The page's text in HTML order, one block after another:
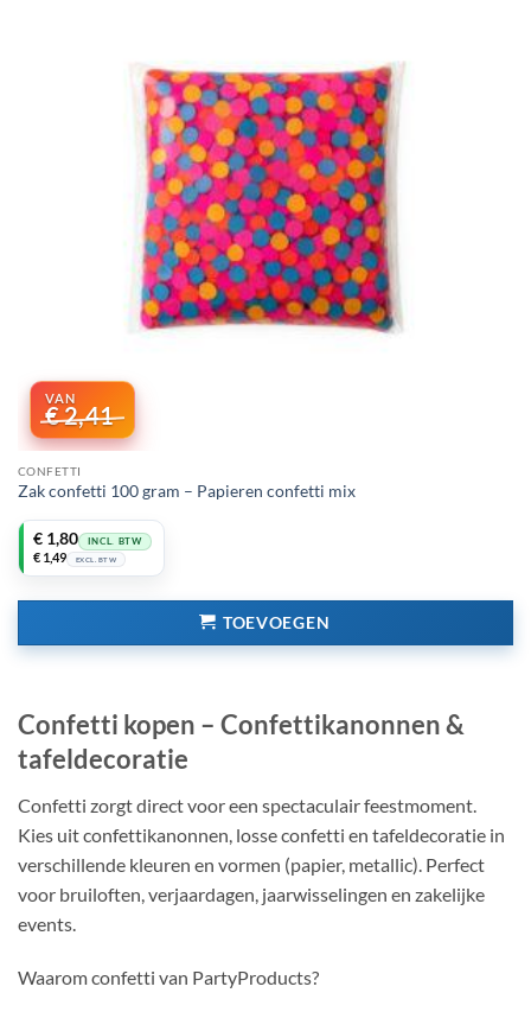
€2,41
CONFETTI
Zak confetti 100 gram – Papieren confetti mix
Oorspronkelijke
prijs
was:
€1,80
Huidige
prijs
is:
INCL. BTW
€1,49 EXCL. BTW
TOEVOEGEN
Confetti kopen – Confettikanonnen &
tafeldecoratie
Confetti zorgt direct voor een spectaculair feestmoment.
Kies uit confettikanonnen, losse confetti en tafeldecoratie in
verschillende kleuren en vormen (papier, metallic). Perfect
voor bruiloften, verjaardagen, jaarwisselingen en zakelijke
events.
Waarom confetti van PartyProducts?